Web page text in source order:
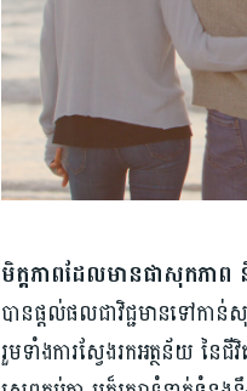
មិត្តភាព​ដែលមាន​ផាសុកភាព
បាន​ផ្តល់​ផលជាវិជ្ជមាន​ទៅកាន់​
រួមទាំងការ​ស្វែងរក​អត្ថន័យ ន